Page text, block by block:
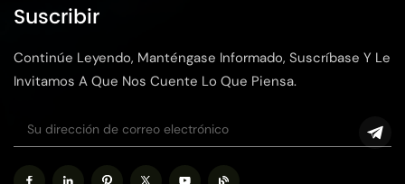
Suscribir
Continúe Leyendo, Manténgase Informado, Suscríbase Y Le
Invitamos A Que Nos Cuente Lo Que Piensa.